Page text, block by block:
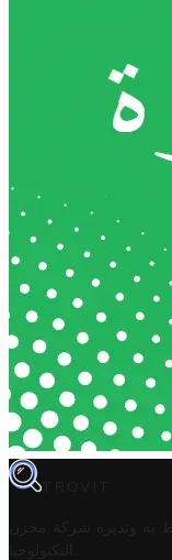
TROVIT
به وتديره
شركة مخزن
التكنولوجيا